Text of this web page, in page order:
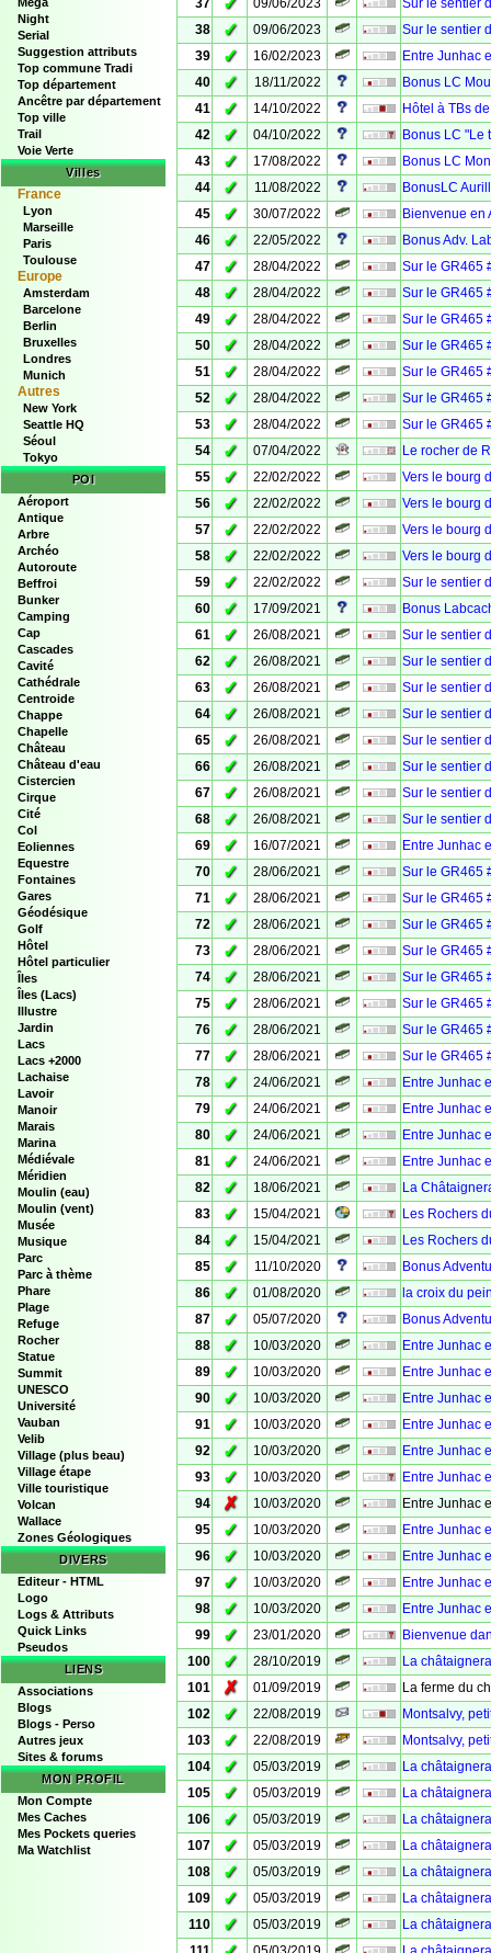
Night
Serial
Suggestion attributs
Top commune Tradi
Top département
Ancêtre par département
Top ville
Trail
Voie Verte
Villes
France
Lyon
Marseille
Paris
Toulouse
Europe
Amsterdam
Barcelone
Berlin
Bruxelles
Londres
Munich
Autres
New York
Seattle HQ
Séoul
Tokyo
POI
Aéroport
Antique
Arbre
Archéo
Autoroute
Beffroi
Bunker
Camping
Cap
Cascades
Cavité
Cathédrale
Centroide
Chappe
Chapelle
Château
Château d'eau
Cistercien
Cirque
Cité
Col
Eoliennes
Equestre
Fontaines
Gares
Géodésique
Golf
Hôtel
Hôtel particulier
Îles
Îles (Lacs)
Illustre
Jardin
Lacs
Lacs +2000
Lachaise
Lavoir
Manoir
Marais
Marina
Médiévale
Méridien
Moulin (eau)
Moulin (vent)
Musée
Musique
Parc
Parc à thème
Phare
Plage
Refuge
Rocher
Statue
Summit
UNESCO
Université
Vauban
Velib
Village (plus beau)
Village étape
Ville touristique
Volcan
Wallace
Zones Géologiques
DIVERS
Editeur - HTML
Logo
Logs & Attributs
Quick Links
Pseudos
LIENS
Associations
Blogs
Blogs - Perso
Autres jeux
Sites & forums
MON PROFIL
Mon Compte
Mes Caches
Mes Pockets queries
Ma Watchlist
37
09/06/2023
Sur le sentier
38
✓ 09/06/2023
Sur le sentier
39
✓ 16/02/2023
Entre Junhac
40
✓ 18/11/2022
Bonus LC
41
✓ 14/10/2022
Hôtel à TBs
42
✓ 04/10/2022
Bonus LC "Le
43
✓ 17/08/2022
Bonus LC
44
✓ 11/08/2022
BonusLC
45
✓ 30/07/2022
Bienvenue en
46
✓ 22/05/2022
Bonus Adv.
47
✓ 28/04/2022
Sur le GR465
48
✓ 28/04/2022
Sur le GR465
49
✓ 28/04/2022
Sur le GR465
50
✓ 28/04/2022
Sur le GR465
51
✓ 28/04/2022
Sur le GR465
52
✓ 28/04/2022
Sur le GR465
53
✓ 28/04/2022
Sur le GR465
54
✓ 07/04/2022
Le rocher de
55
✓ 22/02/2022
Vers le bourg
56
✓ 22/02/2022
Vers le bourg
57
✓ 22/02/2022
Vers le bourg
58
✓ 22/02/2022
Vers le bourg
59
✓ 22/02/2022
Sur le sentier
60
✓ 17/09/2021
Bonus
61
✓ 26/08/2021
Sur le sentier
62
✓ 26/08/2021
Sur le sentier
63
✓ 26/08/2021
Sur le sentier
64
✓ 26/08/2021
Sur le sentier
65
✓ 26/08/2021
Sur le sentier
66
✓ 26/08/2021
Sur le sentier
67
✓ 26/08/2021
Sur le sentier
68
✓ 26/08/2021
Sur le sentier
69
✓ 16/07/2021
Entre Junhac
70
✓ 28/06/2021
Sur le GR465
71
✓ 28/06/2021
Sur le GR465
72
✓ 28/06/2021
Sur le GR465
73
✓ 28/06/2021
Sur le GR465
74
✓ 28/06/2021
Sur le GR465
75
✓ 28/06/2021
Sur le GR465
76
✓ 28/06/2021
Sur le GR465
77
✓ 28/06/2021
Sur le GR465
78
✓ 24/06/2021
Entre Junhac
79
✓ 24/06/2021
Entre Junhac
80
✓ 24/06/2021
Entre Junhac
81
✓ 24/06/2021
Entre Junhac
82
✓ 18/06/2021
La
83
✓ 15/04/2021
Les Rochers
84
✓ 15/04/2021
Les Rochers
85
✓ 11/10/2020
Bonus
86
✓ 01/08/2020
la croix du
87
✓ 05/07/2020
Bonus
88
✓ 10/03/2020
Entre Junhac
89
✓ 10/03/2020
Entre Junhac
90
✓ 10/03/2020
Entre Junhac
91
✓ 10/03/2020
Entre Junhac
92
✓ 10/03/2020
Entre Junhac
93
✓ 10/03/2020
Entre Junhac
94
✗ 10/03/2020
Entre Junhac
95
✓ 10/03/2020
Entre Junhac
96
✓ 10/03/2020
Entre Junhac
97
✓ 10/03/2020
Entre Junhac
98
✓ 10/03/2020
Entre Junhac
99
✓ 23/01/2020
Bienvenue
100
✓ 28/10/2019
La
101
✗ 01/09/2019
La ferme du
102
✓ 22/08/2019
Montsalvy,
103
✓ 22/08/2019
Montsalvy,
104
✓ 05/03/2019
La
105
✓ 05/03/2019
La
106
✓ 05/03/2019
La
107
✓ 05/03/2019
La
108
✓ 05/03/2019
La
109
✓ 05/03/2019
La
110
✓ 05/03/2019
La